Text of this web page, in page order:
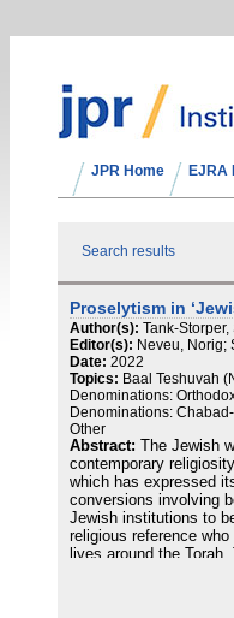
JPR Home EJRA
Search results
Proselytism in
Author(s): Tank-Storper,
Editor(s): Neveu, Norig;
Date: 2022
Topics: Baal Teshuvah
Denominations:
Denominations:
Other
Abstract:
The Jewish
contemporary
which has expressed
conversions involving
Jewish institutions to
religious reference
lives around the